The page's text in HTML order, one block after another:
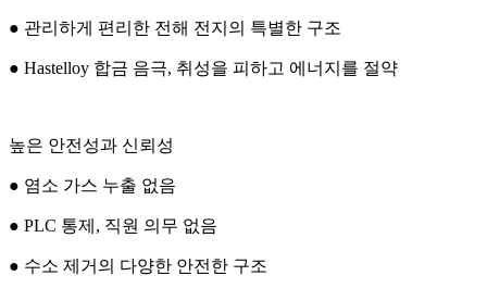
● 관리하게 편리한 전해 전지의 특별한 구조
● Hastelloy 합금 음극, 취성을 피하고 에너지를 절약
높은 안전성과 신뢰성
● 염소 가스 누출 없음
● PLC 통제, 직원 의무 없음
● 수소 제거의 다양한 안전한 구조